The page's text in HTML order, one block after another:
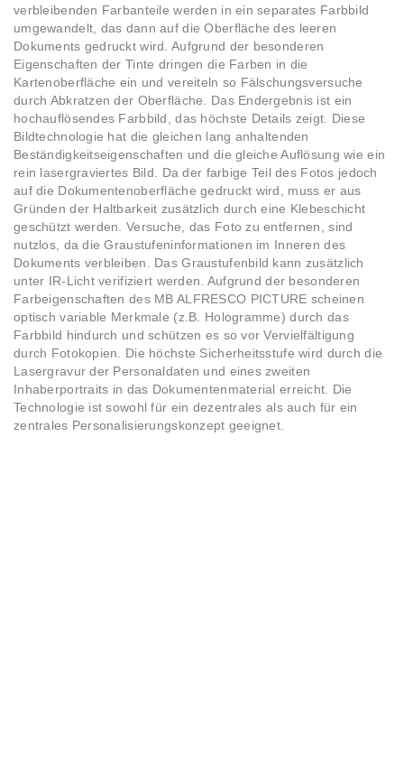
verbleibenden Farbanteile werden in ein separates Farbbild
umgewandelt, das dann auf die Oberfläche des leeren
Dokuments gedruckt wird. Aufgrund der besonderen
Eigenschaften der Tinte dringen die Farben in die
Kartenoberfläche ein und vereiteln so Fälschungsversuche
durch Abkratzen der Oberfläche. Das Endergebnis ist ein
hochauflösendes Farbbild, das höchste Details zeigt. Diese
Bildtechnologie hat die gleichen lang anhaltenden
Beständigkeitseigenschaften und die gleiche Auflösung wie ein
rein lasergraviertes Bild. Da der farbige Teil des Fotos jedoch
auf die Dokumentenoberfläche gedruckt wird, muss er aus
Gründen der Haltbarkeit zusätzlich durch eine Klebeschicht
geschützt werden. Versuche, das Foto zu entfernen, sind
nutzlos, da die Graustufeninformationen im Inneren des
Dokuments verbleiben. Das Graustufenbild kann zusätzlich
unter IR-Licht verifiziert werden. Aufgrund der besonderen
Farbeigenschaften des MB ALFRESCO PICTURE scheinen
optisch variable Merkmale (z.B. Hologramme) durch das
Farbbild hindurch und schützen es so vor Vervielfältigung
durch Fotokopien. Die höchste Sicherheitsstufe wird durch die
Lasergravur der Personaldaten und eines zweiten
Inhaberportraits in das Dokumentenmaterial erreicht. Die
Technologie ist sowohl für ein dezentrales als auch für ein
zentrales Personalisierungskonzept geeignet.